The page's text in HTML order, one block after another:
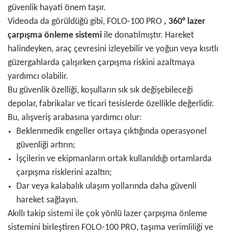
güvenlik hayati önem taşır.
Videoda da görüldüğü gibi, FOLO-100 PRO , 360° lazer
çarpışma önleme sistemi ile donatılmıştır. Hareket
halindeyken, araç çevresini izleyebilir ve yoğun veya kısıtlı
güzergahlarda çalışırken çarpışma riskini azaltmaya
yardımcı olabilir.
Bu güvenlik özelliği, koşulların sık sık değişebileceği
depolar, fabrikalar ve ticari tesislerde özellikle değerlidir.
Bu, alışveriş arabasına yardımcı olur:
Beklenmedik engeller ortaya çıktığında operasyonel
güvenliği artırın;
İşçilerin ve ekipmanların ortak kullanıldığı ortamlarda
çarpışma risklerini azaltın;
Dar veya kalabalık ulaşım yollarında daha güvenli
hareket sağlayın.
Akıllı takip sistemi ile çok yönlü lazer çarpışma önleme
sistemini birleştiren FOLO-100 PRO, taşıma verimliliği ve